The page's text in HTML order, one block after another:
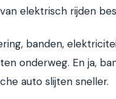
elektrisch rijden
banden,
onderweg. En ja,
auto slijten sneller.